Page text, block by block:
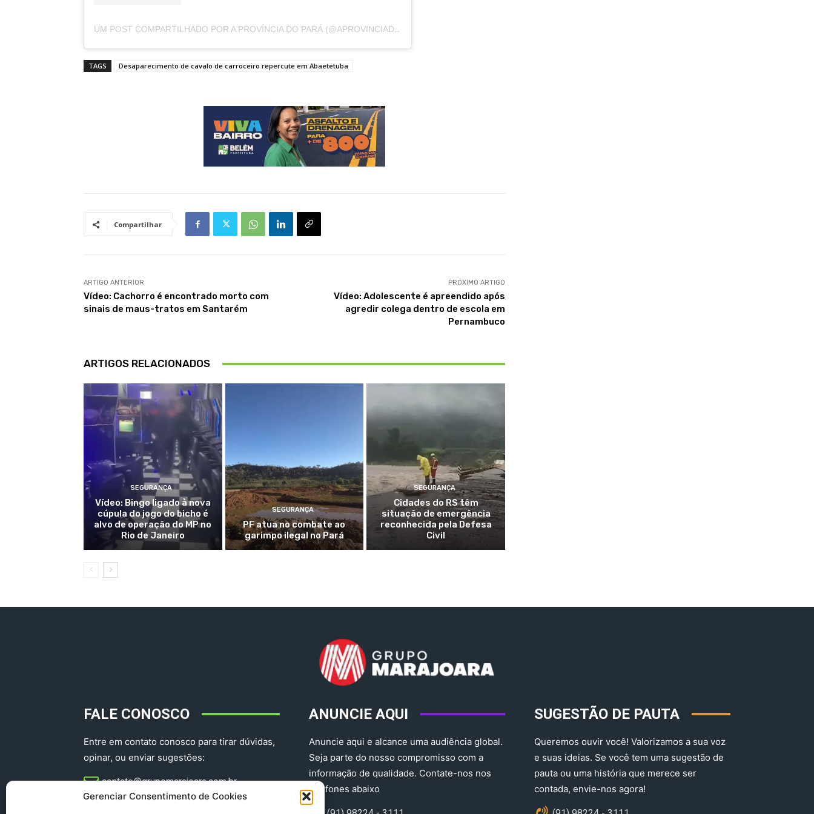
Gerenciar Consentimento de Cookies
UM POST COMPARTILHADO POR A PROVÍNCIA DO PARÁ (@APROVINCIADOPARA)
TAGS Desaparecimento de cavalo de carroceiro repercute em Abaetetuba
Compartilhar
ARTIGO ANTERIOR
Vídeo: Cachorro é encontrado morto com
sinais de maus-tratos em Santarém
PRÓXIMO ARTIGO
Vídeo: Adolescente é apreendido após
agredir colega dentro de escola em
Pernambuco
ARTIGOS RELACIONADOS
SEGURANÇA
Vídeo: Bingo ligado à nova
cúpula do jogo do bicho é
alvo de operação do MP no
Rio de Janeiro
SEGURANÇA
PF atua no combate ao
garimpo ilegal no Pará
SEGURANÇA
Cidades do RS têm
situação de emergência
reconhecida pela Defesa
Civil
FALE CONOSCO
Entre em contato conosco para tirar dúvidas,
opinar, ou enviar sugestões:
contato@grupomarajoara.com.br
ANUNCIE AQUI
Anuncie aqui e alcance uma audiência global.
Seja parte do nosso compromisso com a
informação de qualidade. Contate-nos nos
telefones abaixo
SUGESTÃO DE PAUTA
Queremos ouvir você! Valorizamos a sua voz
e suas ideias. Se você tem uma sugestão de
pauta ou uma história que merece ser
contada, envie-nos agora!